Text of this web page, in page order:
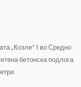
„Козле“ 1 во Средно
бетонска подлога